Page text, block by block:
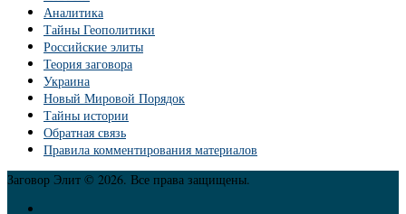
Аналитика
Тайны Геополитики
Российские элиты
Теория заговора
Украина
Новый Мировой Порядок
Тайны истории
Обратная связь
Правила комментирования материалов
Заговор Элит © 2026. Все права защищены.